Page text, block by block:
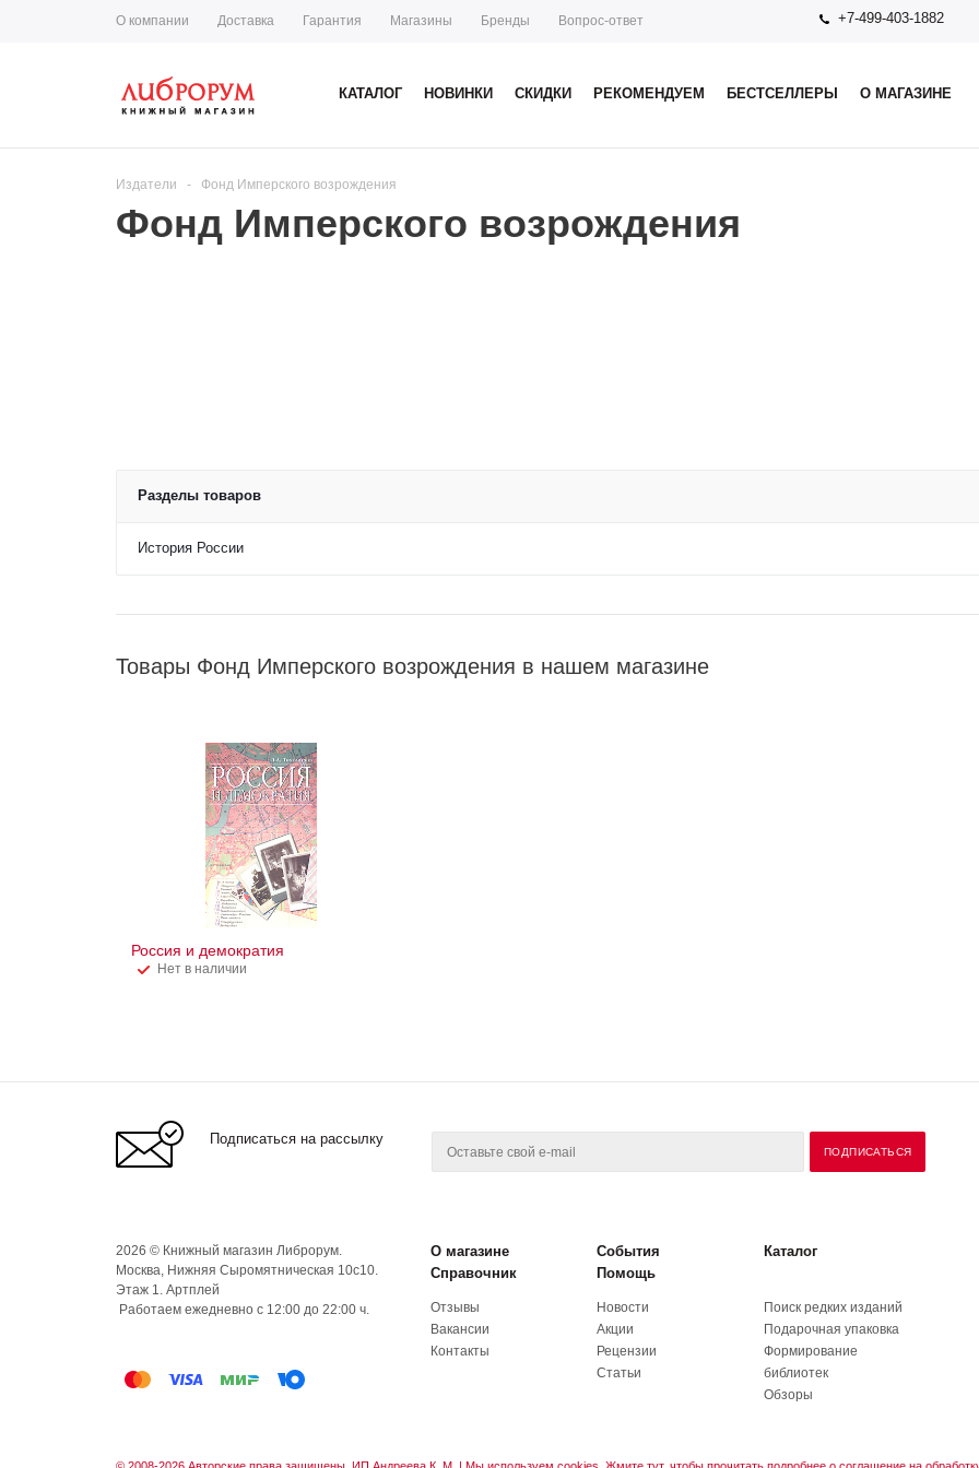
О компании Доставка Гарантия Магазины Бренды Вопрос-ответ +7-499-403-1882
КАТАЛОГ НОВИНКИ СКИДКИ РЕКОМЕНДУЕМ БЕСТСЕЛЛЕРЫ О МАГАЗИНЕ
Издатели - Фонд Имперского возрождения
Фонд Имперского возрождения
Разделы товаров
История России
Товары Фонд Имперского возрождения в нашем магазине
Россия и демократия
Нет в наличии
Подписаться на рассылку
2026 © Книжный магазин Либрорум.
Москва, Нижняя Сыромятническая 10с10.
Этаж 1. Артплей
Работаем ежедневно с 12:00 до 22:00 ч.
О магазине События
Каталог
Справочник
Помощь
Отзывы
Вакансии
Контакты
Новости
Акции
Рецензии
Статьи
Поиск редких изданий
Подарочная упаковка
Формирование
библиотек
Обзоры